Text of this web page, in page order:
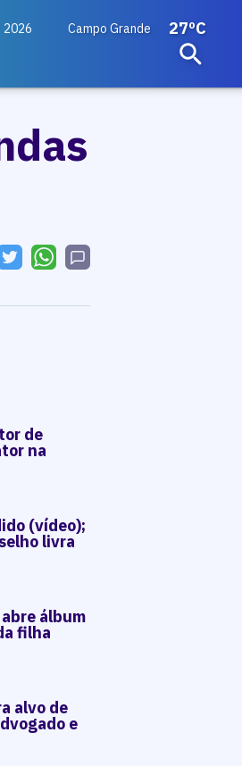
2026 Campo Grande 27ºC
de
na
(vídeo);
livra
álbum
filha
alvo de
e